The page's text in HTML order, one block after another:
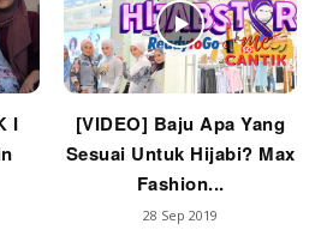
I
[VIDEO] Baju Apa Yang
Sesuai Untuk Hijabi? Max
Fashion...
28 Sep 2019